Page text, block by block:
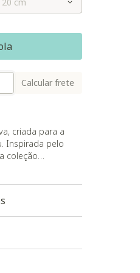
Calcular frete
criada para a
Inspirada pelo
coleção
afetivos
naturais do
entre moda e
cheia de
chenille;